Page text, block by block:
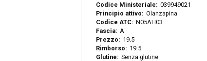
Codice Ministeriale: 039949021
Principio attivo: Olanzapina
Codice ATC: N05AH03
Fascia: A
Prezzo: 19.5
Rimborso: 19.5
Glutine: Senza glutine